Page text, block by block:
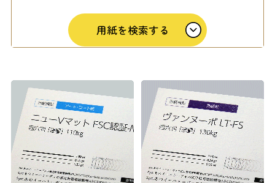
用紙を検索する